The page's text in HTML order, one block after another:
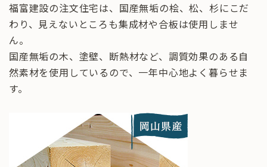
福富建設の注文住宅は、国産無垢の桧、松、杉にこだ
わり、見えないところも集成材や合板は使用しませ
ん。
国産無垢の木、塗壁、断熱材など、調質効果のある自
然素材を使用しているので、一年中心地よく暮らせま
す。